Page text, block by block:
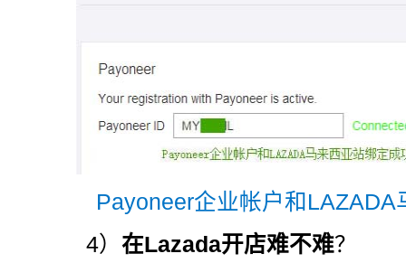
Payoneer企业帐户和LAZADA
4）在Lazada开店难不难？